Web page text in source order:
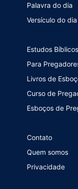
Palavra do dia
Versículo do dia
Estudos Bíblicos
Para
Livros de
Curso de
Esboços de
Contato
Quem somos
Privacidade